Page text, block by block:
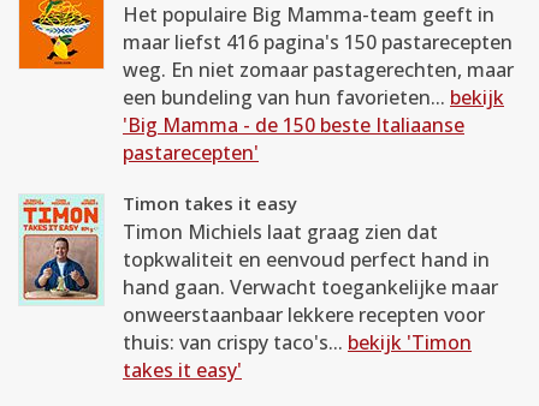
Het populaire Big Mamma-team geeft in
maar liefst 416 pagina's 150 pastarecepten
weg. En niet zomaar pastagerechten, maar
een bundeling van hun favorieten... bekijk
'Big Mamma - de 150 beste Italiaanse
pastarecepten'
Timon takes it easy
Timon Michiels laat graag zien dat
topkwaliteit en eenvoud perfect hand in
hand gaan. Verwacht toegankelijke maar
onweerstaanbaar lekkere recepten voor
thuis: van crispy taco's... bekijk 'Timon
takes it easy'